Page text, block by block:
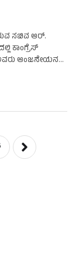
ಸಚಿವ ಆರ್.
ಕಾಂಗ್ರೆಸ್
ಆಂಜನೇಯನ